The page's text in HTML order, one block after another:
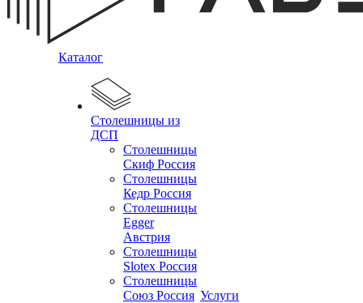
Каталог
Столешницы из
ДСП
Столешницы
Скиф Россия
Столешницы
Кедр Россия
Столешницы
Egger
Австрия
Столешницы
Slotex Россия
Столешницы
Союз Россия Услуги